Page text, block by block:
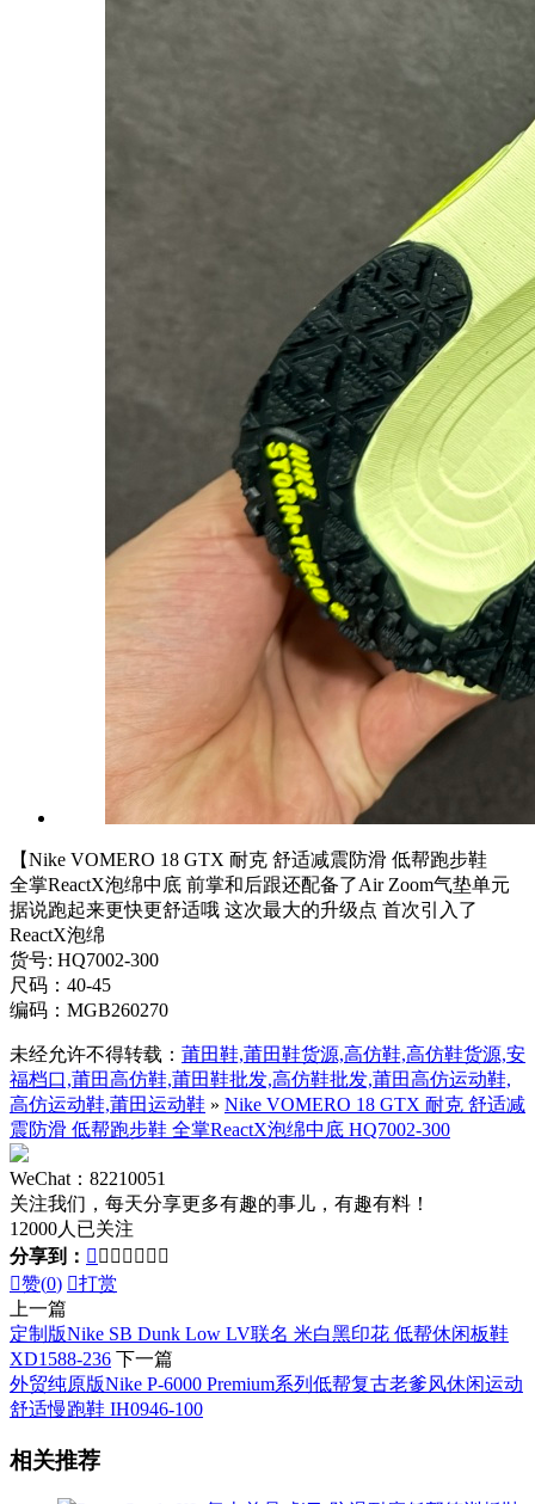
【Nike VOMERO 18 GTX 耐克 舒适减震防滑 低帮跑步鞋
全掌ReactX泡绵中底 前掌和后跟还配备了Air Zoom气垫单元
据说跑起来更快更舒适哦 这次最大的升级点 首次引入了
ReactX泡绵
货号: HQ7002-300
尺码：40-45
编码：MGB260270
未经允许不得转载： 莆田鞋,莆田鞋货源,高仿鞋,高仿鞋货源,安
福档口,莆田高仿鞋,莆田鞋批发,高仿鞋批发,莆田高仿运动鞋,
高仿运动鞋,莆田运动鞋 » Nike VOMERO 18 GTX 耐克 舒适减
震防滑 低帮跑步鞋 全掌ReactX泡绵中底 HQ7002-300
WeChat：82210051
关注我们，每天分享更多有趣的事儿，有趣有料！
12000人已关注
分享到：       
赞(0) 打赏
上一篇
定制版Nike SB Dunk Low LV联名 米白黑印花 低帮休闲板鞋
XD1588-236 下一篇
外贸纯原版Nike P-6000 Premium系列低帮复古老爹风休闲运动
舒适慢跑鞋 IH0946-100
相关推荐